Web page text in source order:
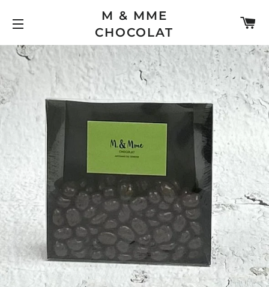
M & MME
CHOCOLAT